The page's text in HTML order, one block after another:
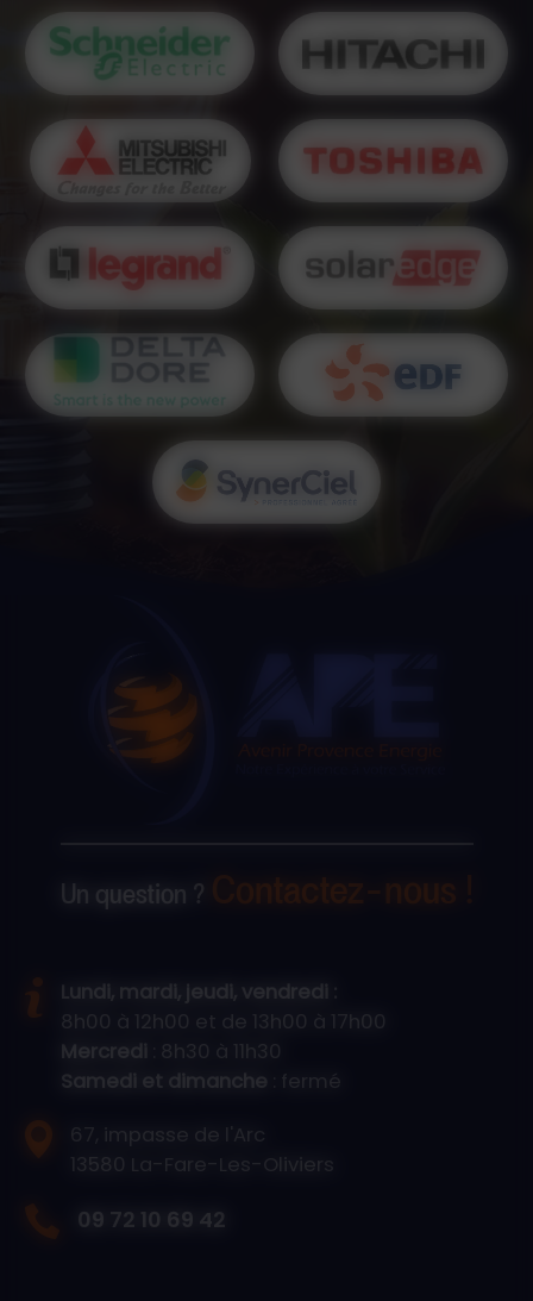
Un question ? Contactez-nous !
Lundi, mardi, jeudi, vendredi :
Mercredi
Samedi et dimanche : fermé
67, impasse de l'Arc
13580 La-Fare-Les-Oliviers
09 72 10 69 42